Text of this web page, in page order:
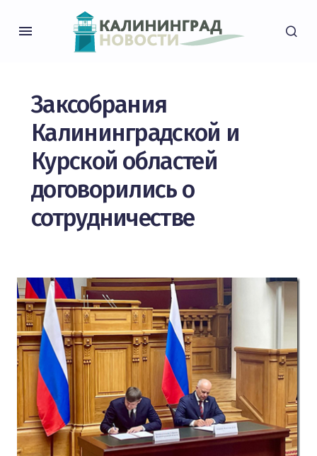
Заксобрания
Калининградской и
Курской областей
договорились о
сотрудничестве